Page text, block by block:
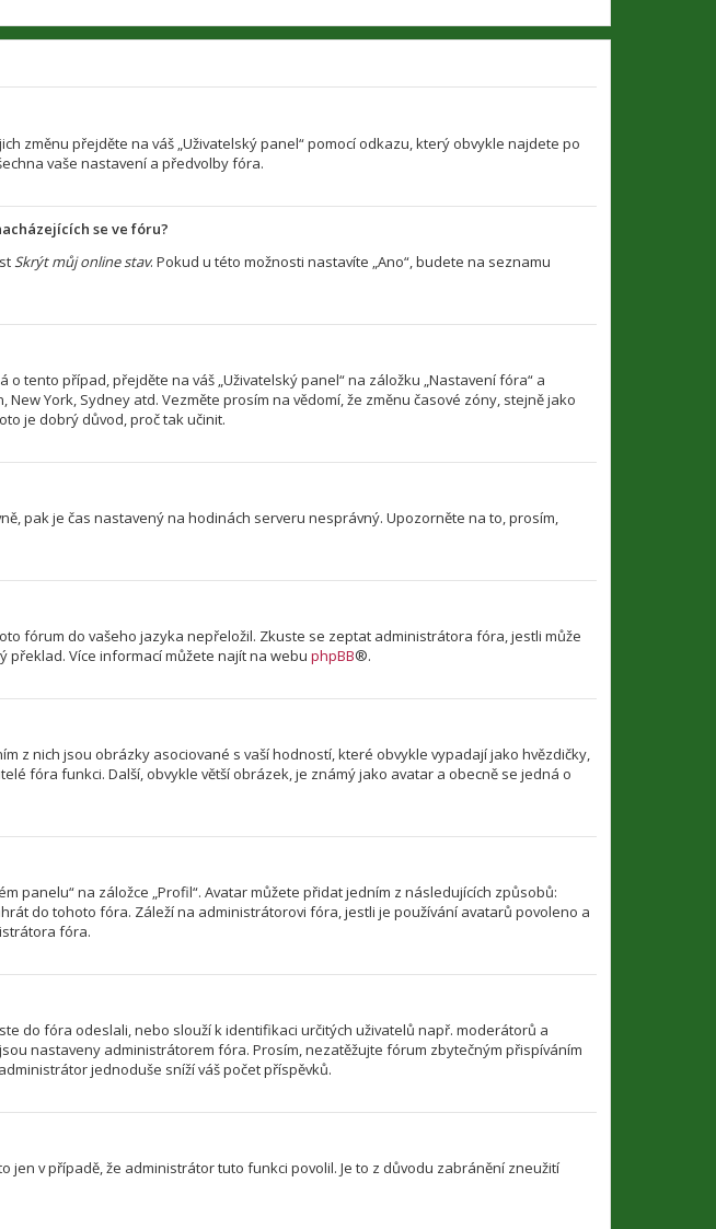
změnu přejděte na váš „Uživatelský panel“ pomocí odkazu, který obvykle najdete po
vaše nastavení a předvolby fóra.
se ve fóru?
Skrýt můj online stav. Pokud u této možnosti nastavíte „Ano“, budete na seznamu
tento případ, přejděte na váš „Uživatelský panel“ na záložku „Nastavení fóra“ a
York, Sydney atd. Vezměte prosím na vědomí, že změnu časové zóny, stejně jako
je dobrý důvod, proč tak učinit.
pak je čas nastavený na hodinách serveru nesprávný. Upozorněte na to, prosím,
fórum do vašeho jazyka nepřeložil. Zkuste se zeptat administrátora fóra, jestli může
Více informací můžete najít na webu phpBB®.
z nich jsou obrázky asociované s vaší hodností, které obvykle vypadají jako hvězdičky,
fóra funkci. Další, obvykle větší obrázek, je známý jako avatar a obecně se jedná o
panelu“ na záložce „Profil“. Avatar můžete přidat jedním z následujících způsobů:
do tohoto fóra. Záleží na administrátorovi fóra, jestli je používání avatarů povoleno a
fóra.
do fóra odeslali, nebo slouží k identifikaci určitých uživatelů např. moderátorů a
nastaveny administrátorem fóra. Prosím, nezatěžujte fórum zbytečným přispíváním
jednoduše sníží váš počet příspěvků.
v případě, že administrátor tuto funkci povolil. Je to z důvodu zabránění zneužití